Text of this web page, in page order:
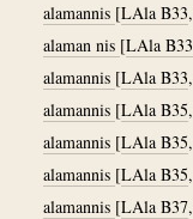
alamannis [LAla B33
alaman nis [LAla B33
alamannis [LAla B33
alamannis [LAla B35
alamannis [LAla B35
alamannis [LAla B35
alamannis [LAla B37